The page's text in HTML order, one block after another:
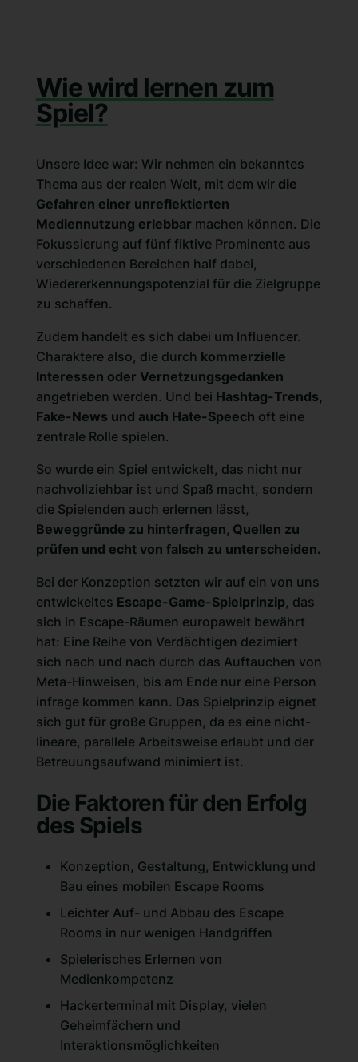
Wie wird lernen zum
Spiel?
Unsere Idee war: Wir nehmen ein bekanntes
Thema aus der realen Welt, mit dem wirdie
Gefahren einer unreflektierten
Mediennutzung erlebbar machen können. Die
Fokussierung auf fünf fiktive Prominente aus
verschiedenen Bereichen half dabei,
Wiedererkennungspotenzial für die Zielgruppe
zu schaffen.
Zudem handelt es sich dabei um Influencer.
Charaktere also, die durch kommerzielle
Interessen oder Vernetzungsgedanken
angetrieben werden. Und bei Hashtag-Trends,
Fake-News und auch Hate-Speech oft eine
zentrale Rolle spielen.
So wurde ein Spiel entwickelt, das nicht nur
nachvollziehbar ist und Spaß macht, sondern
die Spielenden auch erlernen lässt,
Beweggründe zu hinterfragen, Quellen zu
prüfen und echt von falsch zu unterscheiden.
Bei der Konzeption setzten wir auf ein von uns
entwickeltes Escape-Game-Spielprinzip, das
sich in Escape-Räumen europaweit bewährt
hat: Eine Reihe von Verdächtigen dezimiert
sich nach und nach durch das Auftauchen von
Meta-Hinweisen, bis am Ende nur eine Person
infrage kommen kann. Das Spielprinzip eignet
sich gut für große Gruppen, da es eine nicht-
lineare, parallele Arbeitsweise erlaubt und der
Betreuungsaufwand minimiert ist.
Die Faktoren für den Erfolg
des Spiels
Konzeption, Gestaltung, Entwicklung und
Bau eines mobilen Escape Rooms
Leichter Auf- und Abbau des Escape
Rooms in nur wenigen Handgriffen
Spielerisches Erlernen von
Medienkompetenz
Hackerterminal mit Display, vielen
Geheimfächern und
Interaktionsmöglichkeiten